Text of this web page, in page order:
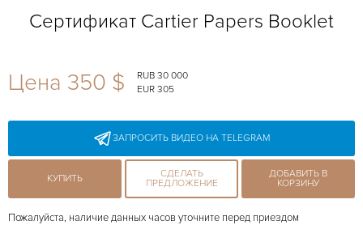
27-44
27-44
Сертификат Cartier Papers Booklet
Цена 350 $
RUB 30 000
EUR 305
ЗАПРОСИТЬ ВИДЕО НА TELEGRAM
КУПИТЬ
СДЕЛАТЬ
ПРЕДЛОЖЕНИЕ
ДОБАВИТЬ В
КОРЗИНУ
Пожалуйста, наличие данных часов уточните перед приездом